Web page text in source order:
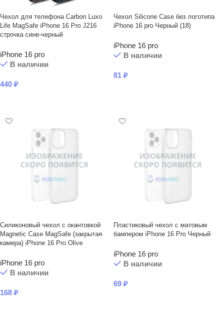
Чехол для телефона Carbon Luxo
Life MagSafe iPhone 16 Pro J216
строчка сине-черный
iPhone 16 pro
В наличии
440 ₽
Чехол Silicone Case без логотипа
iPhone 16 pro Черный (18)
iPhone 16 pro
В наличии
81 ₽
Силиконовый чехол с окантовкой
Magnetic Case MagSafe (закрытая
камера) iPhone 16 Pro Olive
iPhone 16 pro
В наличии
168 ₽
Пластиковый чехол с матовым
бампером iPhone 16 Pro Черный
iPhone 16 pro
В наличии
69 ₽